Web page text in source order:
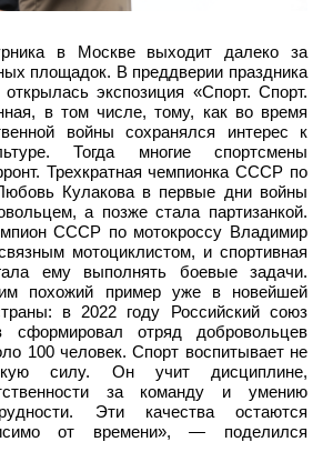
в Москве выходит далеко за
площадок. В преддверии праздника
экспозиция «Спорт. Спорт.
в том числе, тому, как во время
войны сохранялся интерес к
Тогда многие спортсмены
Трехкратная чемпионка СССР по
Кулакова в первые дни войны
а позже стала партизанкой.
СССР по мотокроссу Владимир
мотоциклистом, и спортивная
ему выполнять боевые задачи.
похожий пример уже в новейшей
в 2022 году Российский союз
сформировал отряд добровольцев
100 человек. Спорт воспитывает не
силу. Он учит дисциплине,
за команду и умению
Эти качества остаются
от времени», — поделился